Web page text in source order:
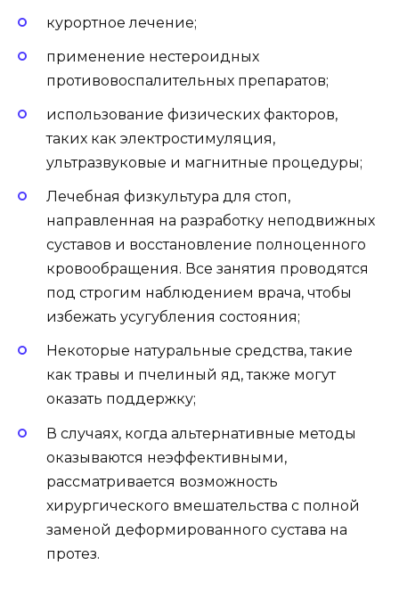
курортное лечение;
применение нестероидных
противовоспалительных препаратов;
использование физических факторов,
таких как электростимуляция,
ультразвуковые и магнитные процедуры;
Лечебная физкультура для стоп,
направленная на разработку неподвижных
суставов и восстановление полноценного
кровообращения. Все занятия проводятся
под строгим наблюдением врача, чтобы
избежать усугубления состояния;
Некоторые натуральные средства, такие
как травы и пчелиный яд, также могут
оказать поддержку;
В случаях, когда альтернативные методы
оказываются неэффективными,
рассматривается возможность
хирургического вмешательства с полной
заменой деформированного сустава на
протез.